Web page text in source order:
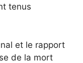
tenus
et le rapport
de la mort